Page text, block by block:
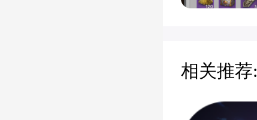
相关推荐: